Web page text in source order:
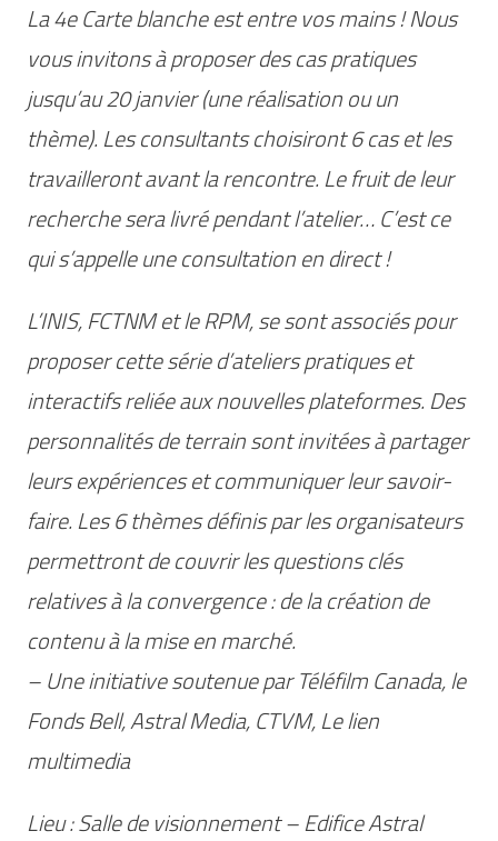
La 4e Carte blanche est entre vos mains ! Nous
vous invitons à proposer des cas pratiques
jusqu’au 20 janvier (une réalisation ou un
thème). Les consultants choisiront 6 cas et les
travailleront avant la rencontre. Le fruit de leur
recherche sera livré pendant l’atelier… C’est ce
qui s’appelle une consultation en direct !
L’INIS, FCTNM et le RPM, se sont associés pour
proposer cette série d’ateliers pratiques et
interactifs reliée aux nouvelles plateformes. Des
personnalités de terrain sont invitées à partager
leurs expériences et communiquer leur savoir-
faire. Les 6 thèmes définis par les organisateurs
permettront de couvrir les questions clés
relatives à la convergence : de la création de
contenu à la mise en marché.
– Une initiative soutenue par Téléfilm Canada, le
Fonds Bell, Astral Media, CTVM, Le lien
multimedia
Lieu : Salle de visionnement – Edifice Astral